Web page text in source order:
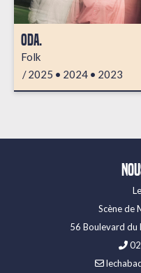
ODA.
Folk
2025
2024 2023
Scène de
56 Boulevard du